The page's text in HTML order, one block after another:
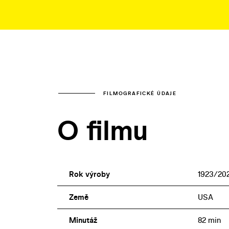
FILMOGRAFICKÉ ÚDAJE
O filmu
Rok výroby 1923/
Země USA
Minutáž 82 min